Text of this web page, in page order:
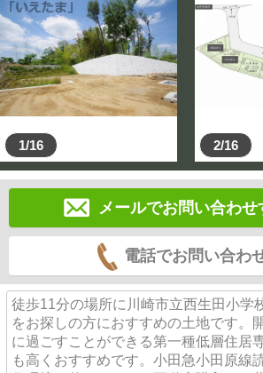
1/16 2/16
メールでお問い合わせ
電話でお問い合わ
徒歩11分の場所に川崎市立西生田小学
をお探しの方におすすめの土地です。
に過ごすことができる第一種低層住居
も高くおすすめです。小田急小田原線